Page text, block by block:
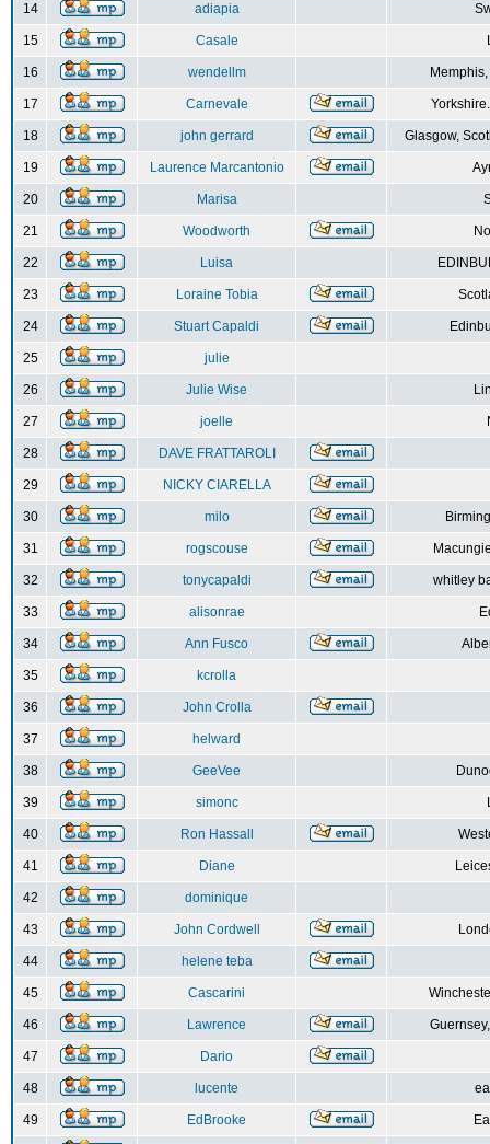
14 adiapia
15 Casale
16 wendellm
17 Carnevale
18 john gerrard Glasgow,
19 Laurence Marcantonio
20 Marisa
21 Woodworth
22 Luisa
23 Loraine Tobia
24 Stuart Capaldi
25 julie
26 Julie Wise
27 joelle
28 DAVE FRATTAROLI
29 NICKY CIARELLA
30 milo
31 rogscouse
32 tonycapaldi whitley
33 alisonrae
34 Ann Fusco
35 kcrolla
36 John Crolla
37 helward
38 GeeVee
39 simonc
40 Ron Hassall
41 Diane
42 dominique
43 John Cordwell
44 helene teba
45 Cascarini
46 Lawrence
47 Dario
48 lucente
49 EdBrooke